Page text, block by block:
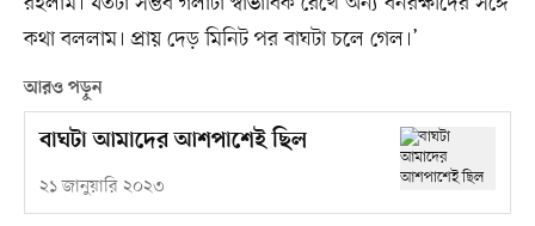
কথা বললাম। প্রায় দেড় মিনিট পর বাঘটা চলে গেল।’
আরও পড়ুন
বাঘটা আমাদের আশপাশেই ছিল
২১ জানুয়ারি ২০২৩